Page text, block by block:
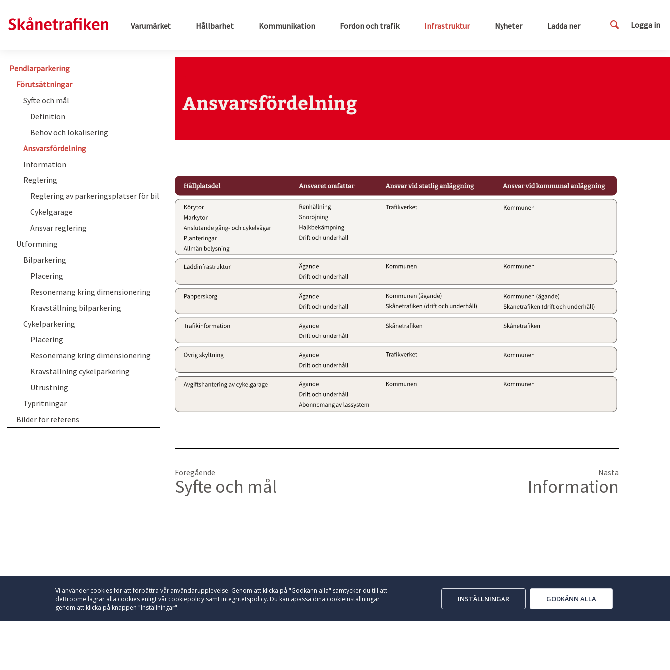
Varumärket Hållbarhet Kommunikation Fordon och trafik Infrastruktur Nyheter Ladda ner Logga in
Pendlarparkering
Förutsättningar
Syfte och mål
Definition
Behov och lokalisering
Ansvarsfördelning
Information
Reglering
Reglering av parkeringsplatser för bil
Cykelgarage
Ansvar reglering
Utformning
Bilparkering
Placering
Resonemang kring dimensionering
Kravställning bilparkering
Cykelparkering
Placering
Resonemang kring dimensionering
Kravställning cykelparkering
Utrustning
Typritningar
Bilder för referens
Ansvarsfördelning
Föregående
Syfte och mål
Nästa
Information
Vi använder cookies för att förbättra vår användarupplevelse. Genom att klicka på "Godkänn alla" samtycker du till att
deBroome lagrar alla cookies enligt vår cookiepolicysamt integritetspolicy. Du kan apassa dina cookieinställningar
genom att klicka på knappen "Inställningar".
INSTÄLLNINGAR GODKÄNN ALLA